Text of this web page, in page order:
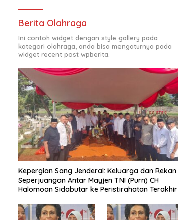
Berita Olahraga
Ini contoh widget dengan style gallery pada
kategori olahraga, anda bisa mengaturnya pada
widget recent post wpberita.
Kepergian Sang Jenderal: Keluarga dan Rekan
Seperjuangan Antar Mayjen TNI (Purn) CH
Halomoan Sidabutar ke Peristirahatan Terakhir